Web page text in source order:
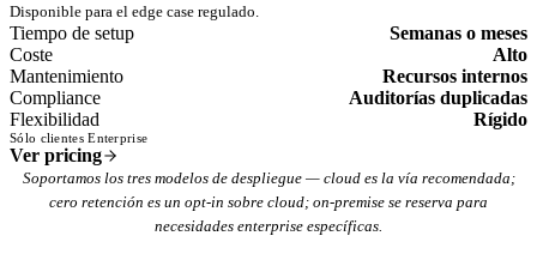
Disponible para el edge case regulado.
Tiempo de setup
Semanas o meses
Coste
Alto
Mantenimiento
Recursos internos
Compliance
Auditorías duplicadas
Flexibilidad
Rígido
Sólo clientes Enterprise
Ver pricing
Soportamos los tres modelos de despliegue — cloud es la vía recomendada;
cero retención es un opt-in sobre cloud; on-premise se reserva para
necesidades enterprise específicas.